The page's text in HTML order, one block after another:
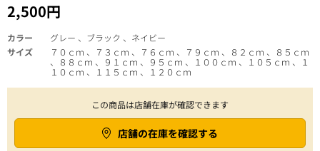
2,500円
カラー
グレー 、ブラック 、ネイビー
サイズ
７０ｃｍ 、７３ｃｍ 、７６ｃｍ 、７９ｃｍ 、８２ｃｍ 、８５ｃｍ
、８８ｃｍ 、９１ｃｍ 、９５ｃｍ 、１００ｃｍ 、１０５ｃｍ 、１
１０ｃｍ 、１１５ｃｍ 、１２０ｃｍ
この商品は店舗在庫が確認できます
店舗の在庫を確認する